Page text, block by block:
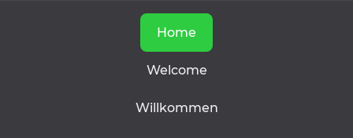
Home
Welcome
Willkommen